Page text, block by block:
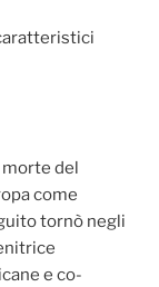
morte del
come
tornò negli
e co-